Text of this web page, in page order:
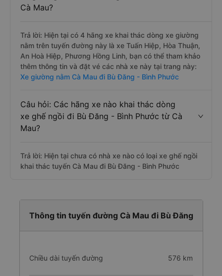
Cà Mau?
Trả lời: Hiện tại có 4 hãng xe khai thác dòng xe giường
nằm trên tuyến đường này là xe Tuấn Hiệp, Hòa Thuận,
An Hoà Hiệp, Phương Hồng Linh, bạn có thể tham khảo
thêm thông tin và đặt vé các nhà xe này tại trang này:
Xe giường nằm Cà Mau đi Bù Đăng - Bình Phước
Câu hỏi: Các hãng xe nào khai thác dòng
xe ghế ngồi đi Bù Đăng - Bình Phước từ Cà
Mau?
Trả lời: Hiện tại chưa có nhà xe nào có loại xe ghế ngồi
khai thác tuyến Cà Mau đi Bù Đăng - Bình Phước
Thông tin tuyến đường Cà Mau đi Bù Đăng
Chiều dài tuyến đường 576 km